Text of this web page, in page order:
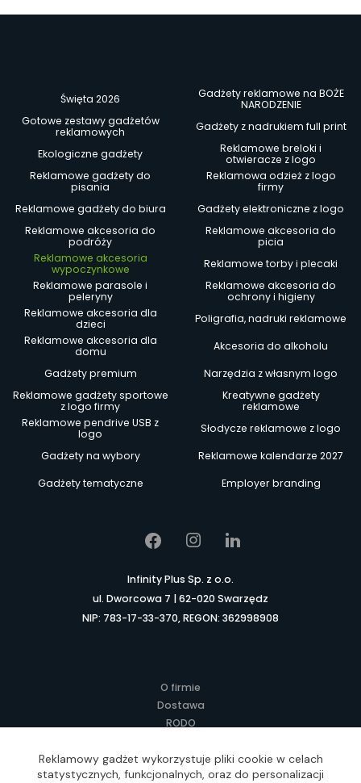
Święta 2026
Gadżety reklamowe na BOŻE
NARODZENIE
Gotowe zestawy gadżetów
reklamowych
Gadżety z nadrukiem full print
Ekologiczne gadżety
Reklamowe breloki i
otwieracze z logo
Reklamowe gadżety do
pisania
Reklamowa odzież z logo
firmy
Reklamowe gadżety do biura
Gadżety elektroniczne z logo
Reklamowe akcesoria do
podróży
Reklamowe akcesoria do
picia
Reklamowe akcesoria
wypoczynkowe
Reklamowe torby i plecaki
Reklamowe parasole i
peleryny
Reklamowe akcesoria do
ochrony i higieny
Reklamowe akcesoria dla
dzieci
Poligrafia, nadruki reklamowe
Reklamowe akcesoria dla
domu
Akcesoria do alkoholu
Gadżety premium
Narzędzia z własnym logo
Reklamowe gadżety sportowe
z logo firmy
Kreatywne gadżety
reklamowe
Reklamowe pendrive USB z
logo
Słodycze reklamowe z logo
Gadżety na wybory
Reklamowe kalendarze 2027
Gadżety tematyczne
Employer branding
Infinity Plus Sp. z o.o.
ul. Dworcowa 7 | 62-020 Swarzędz
NIP: 783-17-33-370, REGON: 362998908
O firmie
Dostawa
RODO
Regulamin
Lokalne Gadżety Reklamowe
Reklamowy gadżet wykorzystuje pliki cookie w celach
statystycznych, funkcjonalnych, oraz do personalizacji